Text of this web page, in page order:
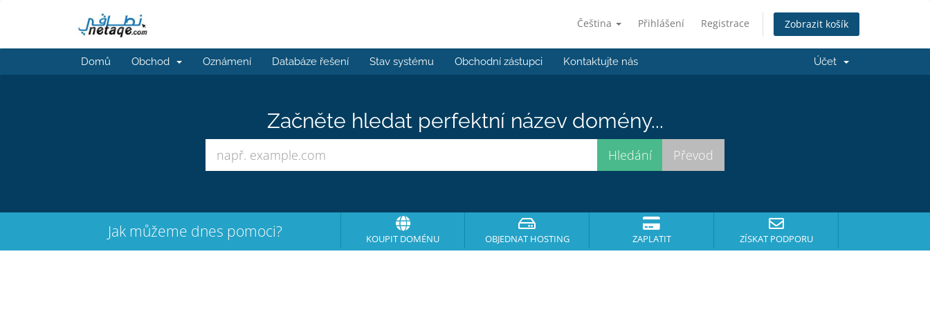
Čeština Přihlášení Registrace Zobrazit košík
Domů Obchod Oznámení Databáze řešení Stav systému Obchodní zástupci Kontaktujte nás Účet
Začněte hledat perfektní název domény...
Jak můžeme dnes pomoci? KOUPIT DOMÉNU OBJEDNAT HOSTING ZAPLATIT ZÍSKAT PODPORU